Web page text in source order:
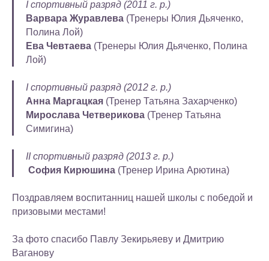
I спортивный разряд (2011 г. р.)
Варвара Журавлева (Тренеры Юлия Дьяченко,
Полина Лой)
Ева Чевтаева (Тренеры Юлия Дьяченко, Полина
Лой)
I спортивный разряд (2012 г. р.)
Анна Маргацкая (Тренер Татьяна Захарченко)
Мирослава Четверикова (Тренер Татьяна
Симигина)
II спортивный разряд (2013 г. р.)
София Кирюшина (Тренер Ирина Арютина)
Поздравляем воспитанниц нашей школы с победой и
призовыми местами!
За фото спасибо Павлу Зекирьяеву и Дмитрию
Ваганову